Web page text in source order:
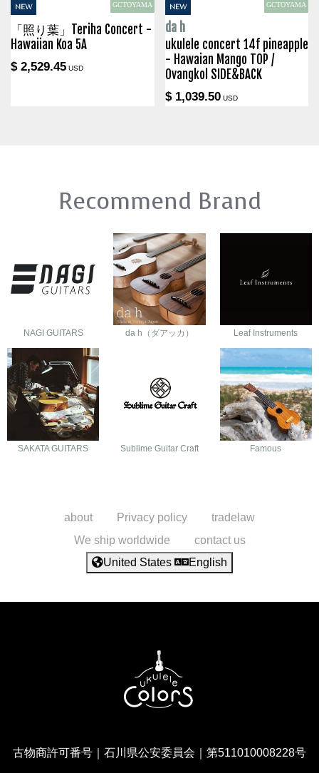
NEW GCTOYAMA
「照り葉」Teriha Concert -
Hawaiian Koa 5A
$ 2,529.45 USD
NEW GCTOYAMA
da h
ukulele concert 14f pineapple
- Hawaian Mango TOP /
Ovangkol SIDE&BACK
$ 1,039.50USD
Recommend Brand
NAGI GUITARS da h（ダアッカ） Leaf Instruments
SAKATA GUITARS Sublime Guitar Craft Famous
about Privacy policy
tradelaw
We ship worldwide
contact us
United States
English
古物商許可番号｜石川県公安委員会｜第511010008228号